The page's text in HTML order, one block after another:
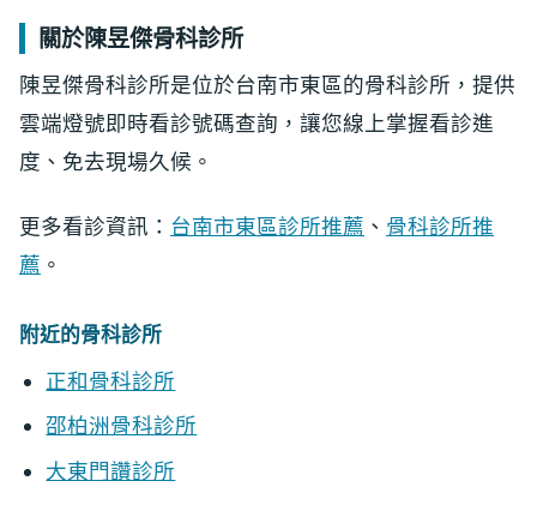
關於陳昱傑骨科診所
陳昱傑骨科診所是位於台南市東區的骨科診所，提供
雲端燈號即時看診號碼查詢，讓您線上掌握看診進
度、免去現場久候。
更多看診資訊： 台南市東區診所推薦 、 骨科診所推
薦 。
附近的骨科診所
正和骨科診所
邵柏洲骨科診所
大東門讚診所